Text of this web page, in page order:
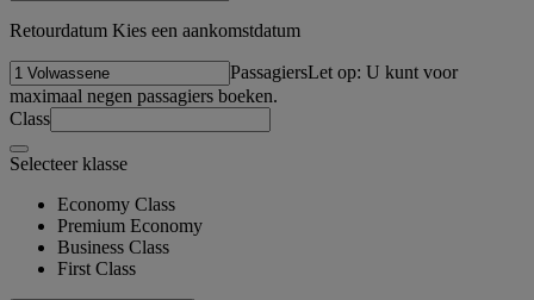
Retourdatum Kies een aankomstdatum
PassagiersLet op: U kunt voor
maximaal negen passagiers boeken.
Class
Selecteer klasse
Economy Class
Premium Economy
Business Class
First Class